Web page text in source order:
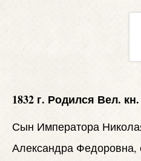
1832 г. Родился Вел.
Сын Императора
Александра Федоровна,